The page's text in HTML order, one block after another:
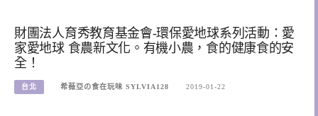
財團法人育秀教育基金會-環保愛地球系列活動：愛
家愛地球 食農新文化。有機小農，食的健康食的安
全！
台北 希薇亞の食在玩味 SYLVIA128 2019-01-22